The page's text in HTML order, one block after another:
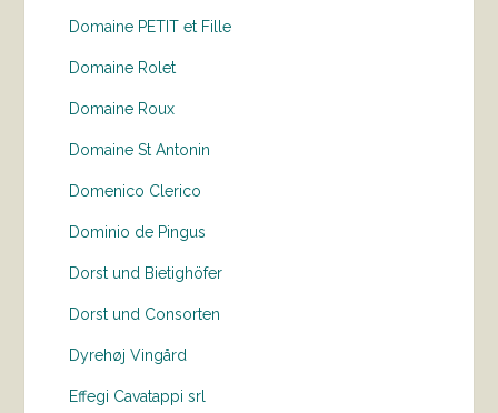
Domaine PETIT et Fille
Domaine Rolet
Domaine Roux
Domaine St Antonin
Domenico Clerico
Dominio de Pingus
Dorst und Bietighöfer
Dorst und Consorten
Dyrehøj Vingård
Effegi Cavatappi srl